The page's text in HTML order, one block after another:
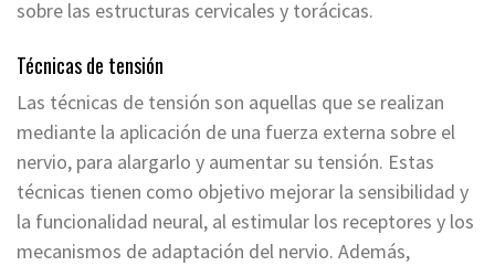
sobre las estructuras cervicales y torácicas.
Técnicas de tensión
Las técnicas de tensión son aquellas que se realizan
mediante la aplicación de una fuerza externa sobre el
nervio, para alargarlo y aumentar su tensión. Estas
técnicas tienen como objetivo mejorar la sensibilidad y
la funcionalidad neural, al estimular los receptores y los
mecanismos de adaptación del nervio. Además,